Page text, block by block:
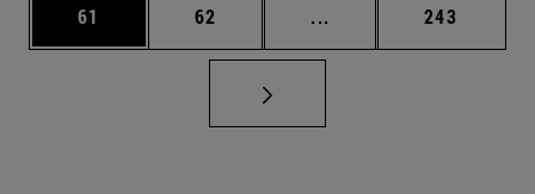
Página
61 Página
62 ... Páginas intermedias
Página
243